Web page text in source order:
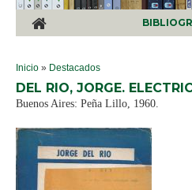
SE ENCUENTRA USTED AQUÍ
Inicio » Destacados
DEL RIO, JORGE.
Buenos Aires: Peña Lillo, 1960.